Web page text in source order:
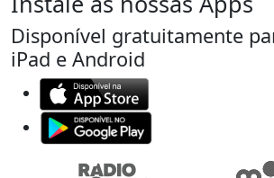
Disponível gratuitamente
iPad e Android